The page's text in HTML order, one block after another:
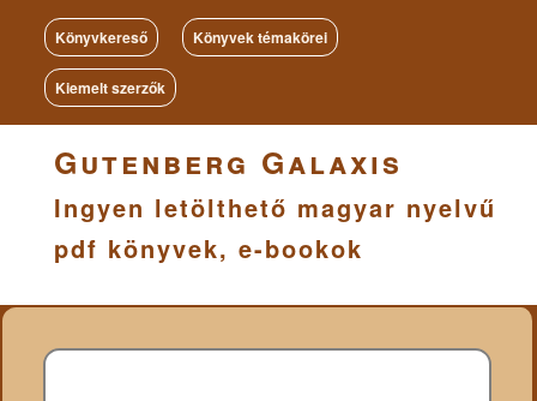
Könyvkereső Könyvek témakörei
Kiemelt szerzők
Gutenberg Galaxis
Ingyen letölthető magyar nyelvű
pdf könyvek, e-bookok